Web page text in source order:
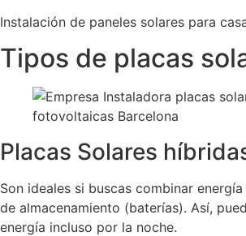
Instalación de paneles solares para
Tipos de placas
Placas Solares
Son ideales si buscas combinar
de almacenamiento (baterías). Así,
energía incluso por la noche.